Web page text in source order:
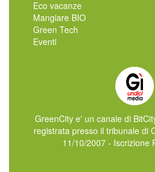
Eco vacanze
Mangiare BIO
Green Tech
Eventi
GreenCity e' un canale di
registrata presso il tribunale di
11/10/2007 - Iscrizione